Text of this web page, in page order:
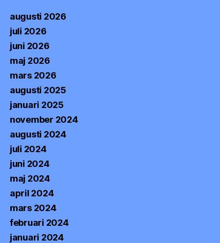
augusti 2026
juli 2026
juni 2026
maj 2026
mars 2026
augusti 2025
januari 2025
november 2024
augusti 2024
juli 2024
juni 2024
maj 2024
april 2024
mars 2024
februari 2024
januari 2024